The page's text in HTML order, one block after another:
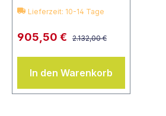
Lieferzeit: 10-14 Tage
905,50 € 2.132,00 €
In den Warenkorb